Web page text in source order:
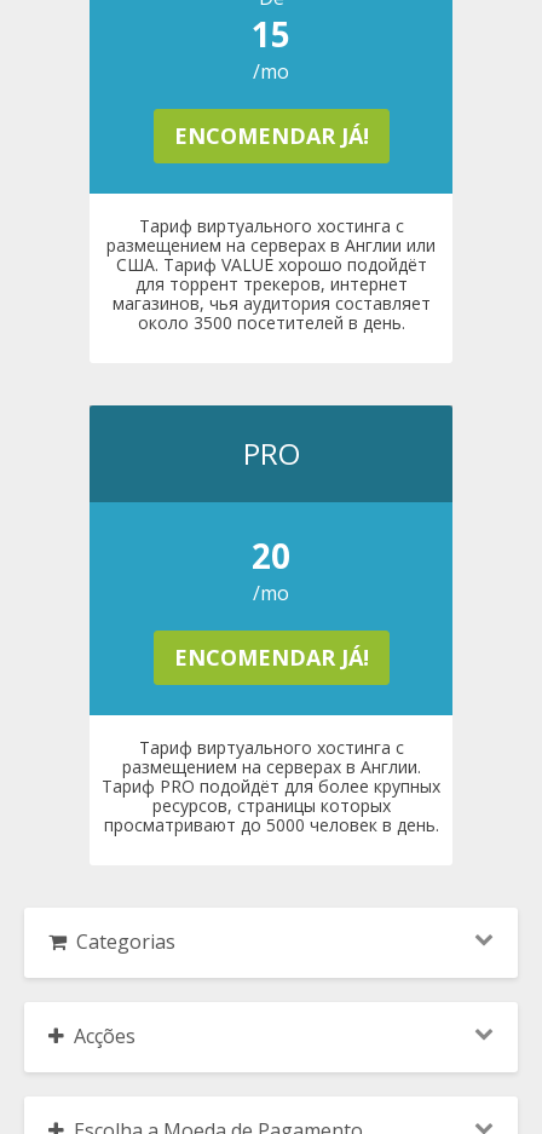
15
/mo
ENCOMENDAR JÁ!
Тариф виртуального хостинга с
размещением на серверах в Англии или
США. Тариф VALUE хорошо подойдёт
для торрент трекеров, интернет
магазинов, чья аудитория составляет
около 3500 посетителей в день.
PRO
20
/mo
ENCOMENDAR JÁ!
Тариф виртуального хостинга с
размещением на серверах в Англии.
Тариф PRO подойдёт для более крупных
ресурсов, страницы которых
просматривают до 5000 человек в день.
Categorias
Acções